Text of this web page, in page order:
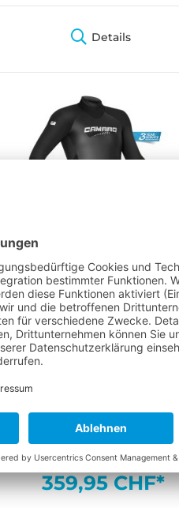
Details
Steamer 5/3mm
Extrem widerstandsfähiger
Surfanzug
359,95 CHF*